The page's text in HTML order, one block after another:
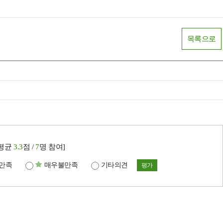
목록으로
균3.3점 / 7명 참여]
족 매우불만족 기타의견 평가